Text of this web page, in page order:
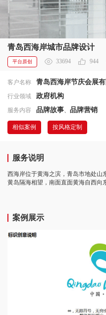
青岛西海岸城市品牌设计
平台原创 33694 944
客户名称 青岛西海岸节庆会展有
行业领域 政府机构
服务内容 品牌故事 品牌营销
相似案例 按风格定制
服务说明
西海岸位于黄海之滨，青岛市地处山
黄岛隔海相望，南面直面黄海自西向
西海岸位于黄海之滨，青岛市地处
案例展示